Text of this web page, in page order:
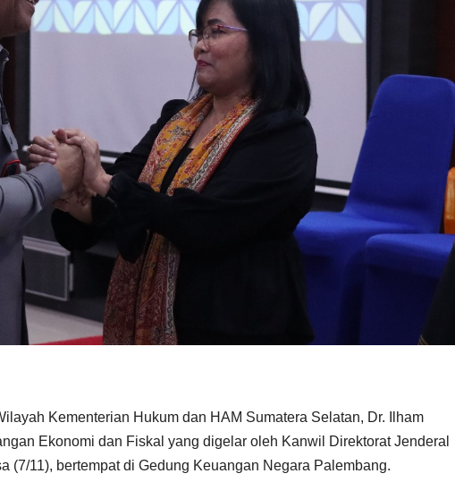
Kementerian Hukum dan HAM Sumatera Selatan, Dr. Ilham
Ekonomi dan Fiskal yang digelar oleh Kanwil Direktorat Jenderal
(7/11), bertempat di Gedung Keuangan Negara Palembang.